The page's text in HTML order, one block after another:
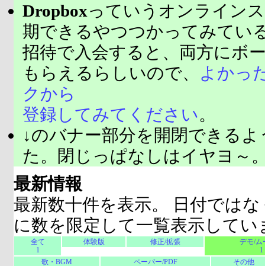
Dropboxっていうオンライン
期できるやつつかってみてい
招待で入会すると、両方にボ
もらえるらしいので、
よかっ
クから
登録してみてください。
↓のバナー部分を開閉できる
た。閉じっぱなしはイヤヨ～
最新情報
最新数十件を表示。 日付では
に数を限定して一覧表示してい
全て
1
体験版 修正/拡張
デモ/ム
1
歌・BGM
ペーパー/PDF
その他